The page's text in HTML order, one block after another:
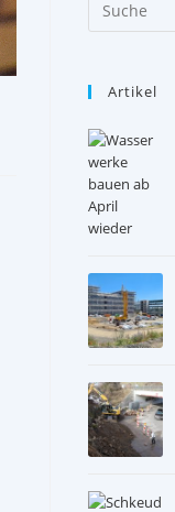
Artikel